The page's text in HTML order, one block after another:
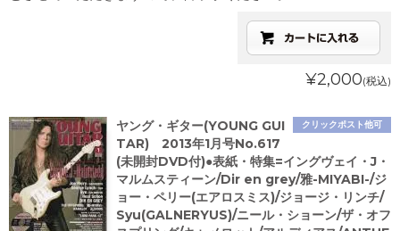
¥2,000(税込)
クリックポスト他可
ヤング・ギター(YOUNG GUI
TAR) 2013年1月号No.617
(未開封DVD付)●表紙・特集=イングヴェイ・J・
マルムスティーン/Dir en grey/雅-MIYABI-/ジ
ョー・ペリー(エアロスミス)/ジョージ・リンチ/
Syu(GALNERYUS)/ニール・ショーン/ザ・オフ